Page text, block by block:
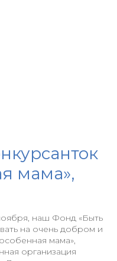
мама»,
наш Фонд «Быть
на очень добром и
мама»,
организация